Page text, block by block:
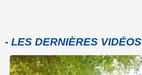
- LES DERNIÈRES VIDÉOS